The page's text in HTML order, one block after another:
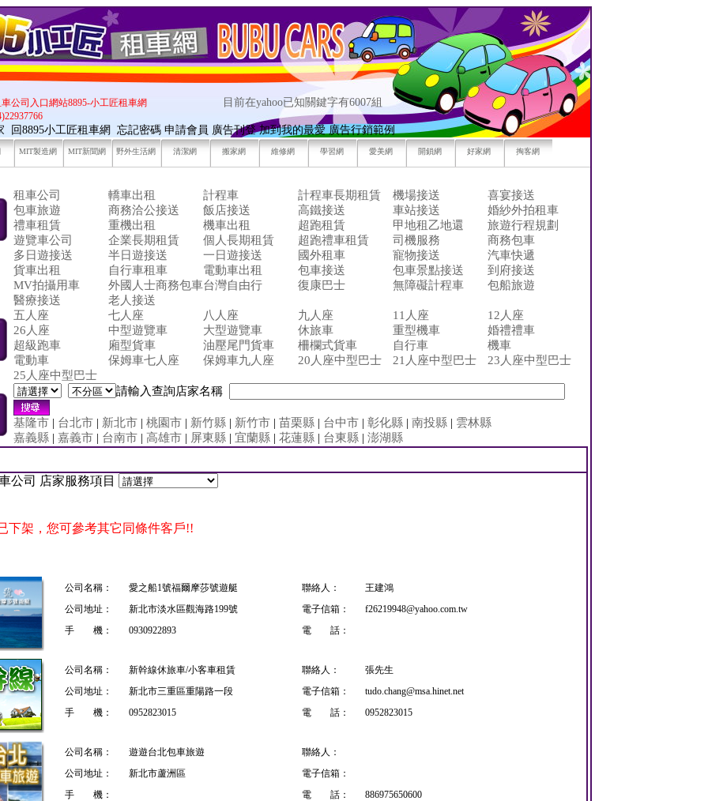
公司入口網站8895-小工匠租車網 目前在yahoo已知關鍵字有6007組
回8895小工匠租車網 忘記密碼 申請會員 廣告刊登 加到我的最愛 廣告行銷範例
MIT製造網 MIT新聞網 野外生活網 清潔網 搬家網 維修網 學習網 愛美網 開鎖網 好家網 掏客網
租車公司 轎車出租 計程車 計程車長期租賃 機場接送
喜宴接送
包車旅遊
商務洽公接送 飯店接送 高鐵接送 車站接送
婚紗外拍租車
禮車租賃
重機出租 機車出租 超跑租賃 甲地租乙地還
旅遊行程規劃
遊覽車公司
企業長期租賃 個人長期租賃 超跑禮車租賃 司機服務
商務包車
多日遊接送
半日遊接送 一日遊接送 國外租車 寵物接送
汽車快遞
貨車出租
自行車租車 電動車出租 包車接送 包車景點接送
到府接送
MV拍攝用車
外國人士商務包車台灣自由行 復康巴士 無障礙計程車
包船旅遊
醫療接送
老人接送
五人座
七人座 八人座 九人座 11人座
12人座
26人座
中型遊覽車 大型遊覽車 休旅車 重型機車
婚禮禮車
超級跑車
廂型貨車 油壓尾門貨車 柵欄式貨車 自行車
機車
電動車
保姆車七人座 保姆車九人座 20人座中型巴士 21人座中型巴士
23人座中型巴士
25人座中型巴士
請輸入查詢店家名稱
基隆市 | 台北市 | 新北市 | 桃園市 | 新竹縣 | 新竹市 | 苗栗縣 | 台中市 | 彰化縣 | 南投縣 | 雲林縣
嘉義縣 | 嘉義市 | 台南市 | 高雄市 | 屏東縣 | 宜蘭縣 | 花蓮縣 | 台東縣 | 澎湖縣
公司 店家服務項目
下架，您可參考其它同條件客戶!!
公司名稱： 愛之船1號福爾摩莎號遊艇 聯絡人：
王建鴻
公司地址：
新北市淡水區觀海路199號 電子信箱：
f26219948@yahoo.com.tw
手 機：
0930922893 電 話：
公司名稱： 新幹線休旅車/小客車租賃 聯絡人：
張先生
公司地址：
新北市三重區重陽路一段 電子信箱：
tudo.chang@msa.hinet.net
手 機：
0952823015 電 話： 0952823015
公司名稱： 遊遊台北包車旅遊
聯絡人：
公司地址：
新北市蘆洲區
電子信箱：
手 機：
電 話： 886975650600